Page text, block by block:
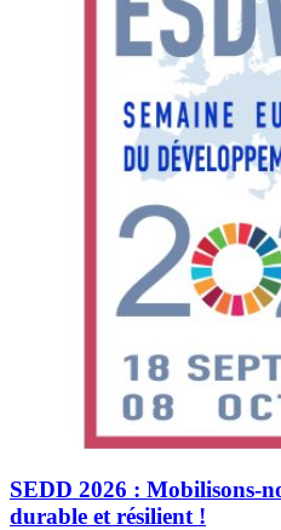
SEDD 2026 : Mobilisons-
durable et résilient !